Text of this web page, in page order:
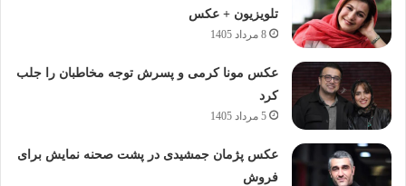
تلویزیون + عکس
8 مرداد 1405
عکس مونا کرمی و پسرش توجه مخاطبان را جلب
کرد
5 مرداد 1405
عکس پژمان جمشیدی در پشت صحنه نمایش برای
فروش